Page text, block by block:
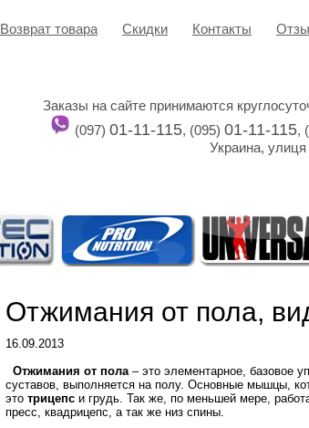
Возврат товара Cкидки Контакты
Заказы на сайте принимаются
(097) 01-11-115, (095) 01-11-115,
Украина,
Отжимания от пола,
16.09.2013
Отжимания от пола– это элементарное, базовое
суставов, выполняется на полу. Основные мышцы,
это трицепс и грудь. Так же, по меньшей мере,
пресс, квадрицепс, а так же низ спины.